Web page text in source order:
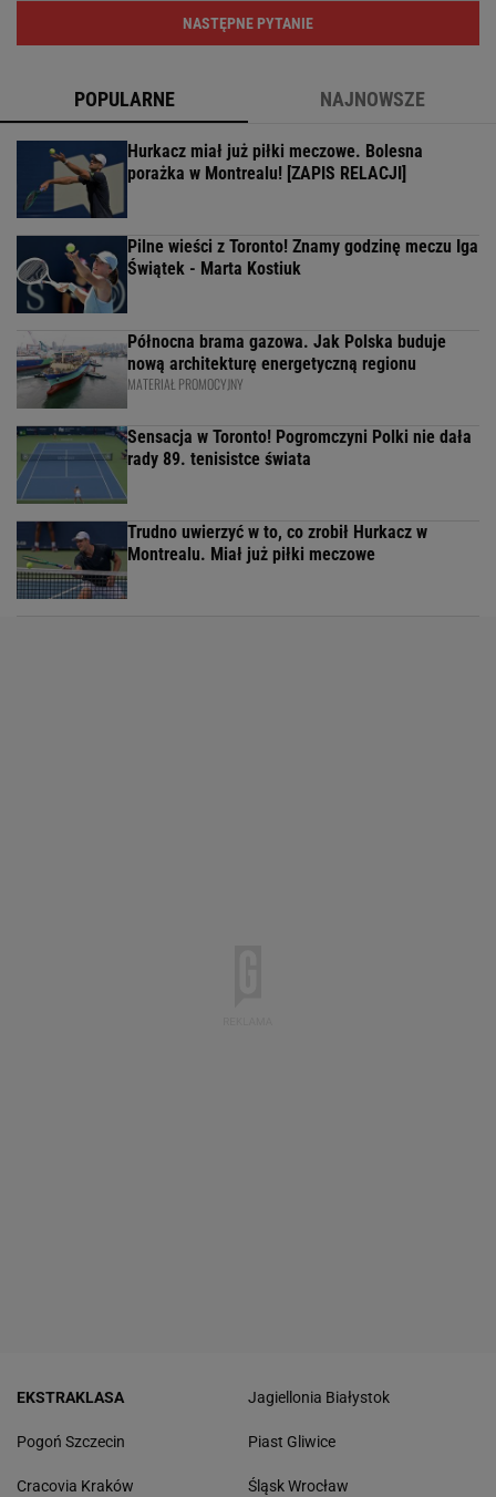
NASTĘPNE PYTANIE
POPULARNE NAJNOWSZE
Hurkacz miał już piłki meczowe. Bolesna
porażka w Montrealu! [ZAPIS RELACJI]
Pilne wieści z Toronto! Znamy godzinę meczu Iga
Świątek - Marta Kostiuk
Północna brama gazowa. Jak Polska buduje
nową architekturę energetyczną regionu
MATERIAŁ PROMOCYJNY
Sensacja w Toronto! Pogromczyni Polki nie dała
rady 89. tenisistce świata
Trudno uwierzyć w to, co zrobił Hurkacz w
Montrealu. Miał już piłki meczowe
EKSTRAKLASA
Pogoń Szczecin
Cracovia Kraków
Jagiellonia Białystok
Piast Gliwice
Śląsk Wrocław